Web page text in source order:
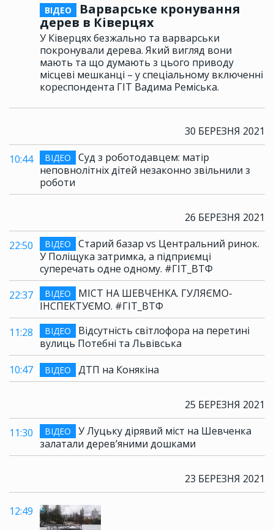
ВІДЕО
Варварське кронування
дерев в Ківерцях
У Ківерцях безжально та варварськи
покронували дерева. Який вигляд вони
мають та що думають з цього приводу
місцеві мешканці – у спеціальному включенні
кореспондента ГІТ Вадима Реміська.
30 БЕРЕЗНЯ 2021
10:44 ВІДЕО
Суд з роботодавцем: матір
неповнолітніх дітей незаконно звільнили з
роботи
26 БЕРЕЗНЯ 2021
22:50 ВІДЕО
Старий базар vs Центральний ринок.
У Поліщука затримка, а підприємці
суперечать одне одному. #ГІТ_ВТФ
22:37
ВІДЕО
МІСТ НА ШЕВЧЕНКА. ГУЛЯЄМО-
ІНСПЕКТУЄМО. #ГІТ_ВТФ
11:28
ВІДЕО
Відсутність світлофора на перетині
вулиць Потебні та Львівська
10:47
ВІДЕО ДТП на Конякіна
25 БЕРЕЗНЯ 2021
11:30 ВІДЕО
У Луцьку дірявий міст на Шевченка
залатали дерев’яними дошками
23 БЕРЕЗНЯ 2021
12:49